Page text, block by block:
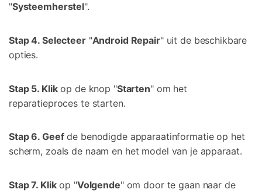
"Systeemherstel".
Stap 4. Selecteer "Android Repair" uit de beschikbare
opties.
Stap 5. Klik op de knop "Starten" om het
reparatieproces te starten.
Stap 6. Geef de benodigde apparaatinformatie op het
scherm, zoals de naam en het model van je apparaat.
Stap 7. Klik op "Volgende" om door te gaan naar de